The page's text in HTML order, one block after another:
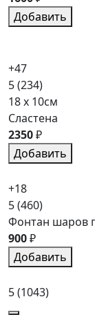
Добавить
+47
5(234)
18 x 10см
Сластена
2350₽
Добавить
+18
5(460)
Фонтан шаров
900₽
Добавить
5(1043)